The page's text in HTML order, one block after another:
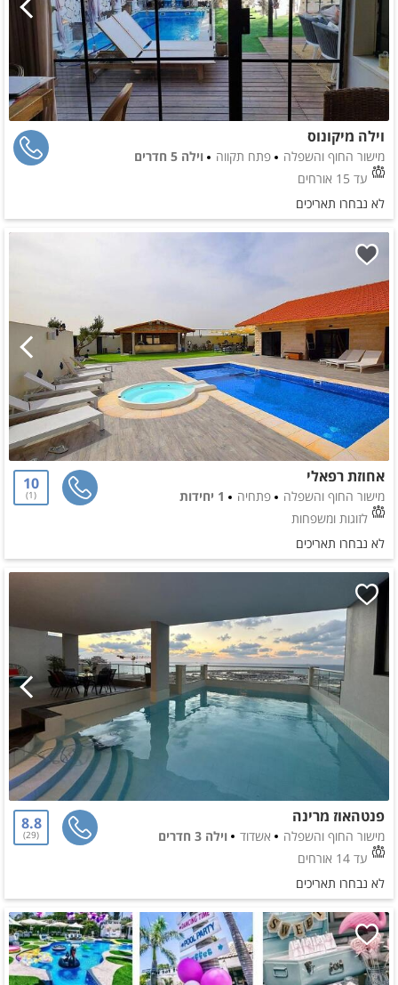
וילה מיקונוס
מישור החוף והשפלה פתח תקווה
וילה 5 חדרים
עד 15 אורחים
לא נבחרו תאריכים
אחוזת רפאלי
מישור החוף והשפלה פתחיה
1 יחידות
לזוגות ומשפחות
10
1
לא נבחרו תאריכים
פנטהאוז מרינה
מישור החוף והשפלה אשדוד
וילה 3 חדרים
עד 14 אורחים
8.8
29
לא נבחרו תאריכים